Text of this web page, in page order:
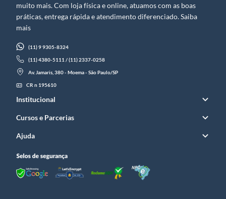
muito mais. Com loja física e online, atuamos com as boas
práticas, entrega rápida e atendimento diferenciado. Saiba
mais
(11) 9 9305-8324
(11) 4380-5111 / (11) 2337-0258
Av. Jamaris, 380 - Moema - São Paulo/SP
CR n 195610
Institucional
Cursos e Parcerias
Ajuda